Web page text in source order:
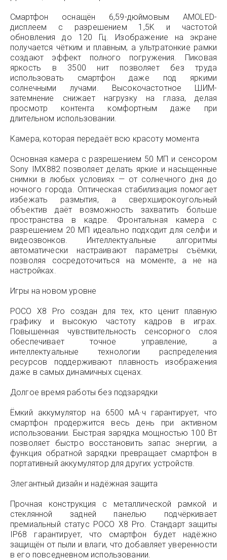
Смартфон оснащён 6,59-дюймовым AMOLED-
дисплеем с разрешением 1,5K и частотой
обновления до 120 Гц. Изображение на экране
получается чётким и плавным, а ультратонкие рамки
создают эффект полного погружения. Пиковая
яркость в 3500 нит позволяет без труда
использовать смартфон даже под яркими
солнечными лучами. Высокочастотное ШИМ-
затемнение снижает нагрузку на глаза, делая
просмотр контента комфортным даже при
длительном использовании.
Камера, которая передаёт всю красоту момента
Основная камера с разрешением 50 МП и сенсором
Sony IMX882 позволяет делать яркие и насыщенные
снимки в любых условиях — от солнечного дня до
ночного города. Оптическая стабилизация помогает
избежать размытия, а сверхширокоугольный
объектив даёт возможность захватить больше
пространства в кадре. Фронтальная камера с
разрешением 20 МП идеально подходит для селфи и
видеозвонков. Интеллектуальные алгоритмы
автоматически настраивают параметры съёмки,
позволяя сосредоточиться на моменте, а не на
настройках.
Игры на новом уровне
POCO X8 Pro создан для тех, кто ценит плавную
графику и высокую частоту кадров в играх.
Повышенная чувствительность сенсорного слоя
обеспечивает точное управление, а
интеллектуальные технологии распределения
ресурсов поддерживают плавность изображения
даже в самых динамичных сценах.
Долгое время работы без подзарядки
Ёмкий аккумулятор на 6500 мА·ч гарантирует, что
смартфон продержится весь день при активном
использовании. Быстрая зарядка мощностью 100 Вт
позволяет быстро восстановить запас энергии, а
функция обратной зарядки превращает смартфон в
портативный аккумулятор для других устройств.
Элегантный дизайн и надёжная защита
Прочная конструкция с металлической рамкой и
стеклянной задней панелью подчёркивает
премиальный статус POCO X8 Pro. Стандарт защиты
IP68 гарантирует, что смартфон будет надёжно
защищён от пыли и влаги, что добавляет уверенности
в его повседневном использовании.